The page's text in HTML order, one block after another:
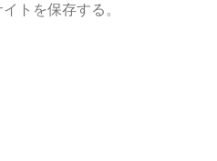
トを保存する。